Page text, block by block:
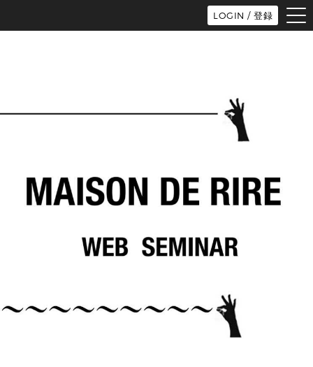
LOGIN / 登録